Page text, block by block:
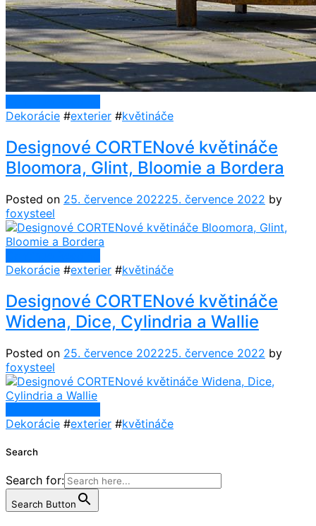
Dekorácie #exterier #květináče
Designové CORTENové květináče
Bloomora, Glint, Bloomie a Bordera
Posted on 25. července 202225. července 2022 by
foxysteel
Dekorácie #exterier #květináče
Designové CORTENové květináče
Widena, Dice, Cylindria a Wallie
Posted on 25. července 202225. července 2022 by
foxysteel
Dekorácie #exterier #květináče
Search
Search for:
Search Button